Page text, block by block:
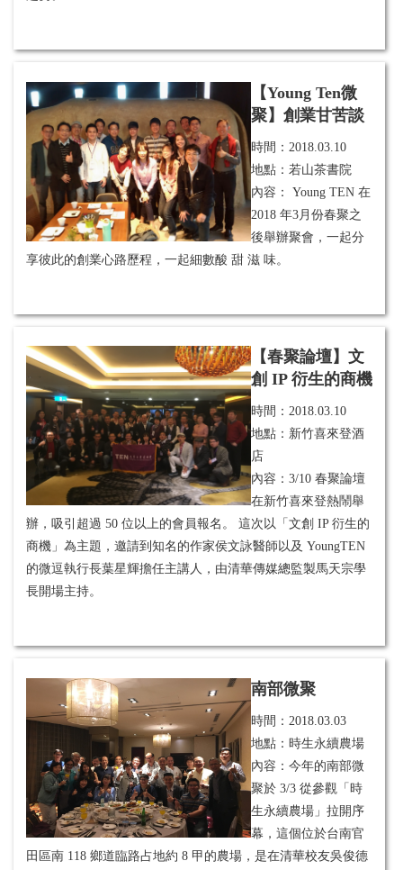
【Young Ten微
聚】創業甘苦談
時間： 2018.03.10
地點：若山茶書院
內容： Young TEN 在
2018 年3月份春聚之
後舉辦聚會，一起分
享彼此的創業心路歷程，一起細數酸 甜 滋 味。
【春聚論壇】文
創 IP 衍生的商機
時間： 2018.03.10
地點：新竹喜來登酒
店
內容：3/10 春聚論壇
在新竹喜來登熱鬧舉
辦，吸引超過 50 位以上的會員報名。 這次以「文創 IP 衍生的
商機」為主題，邀請到知名的作家侯文詠醫師以及 YoungTEN
的微逗執行長葉星輝擔任主講人，由清華傳媒總監製馬天宗學
長開場主持。
南部微聚
時間： 2018.03.03
地點：時生永續農場
內容：今年的南部微
聚於 3/3 從參觀「時
生永續農場」拉開序
幕，這個位於台南官
田區南 118 鄉道臨路占地約 8 甲的農場，是在清華校友吳俊德